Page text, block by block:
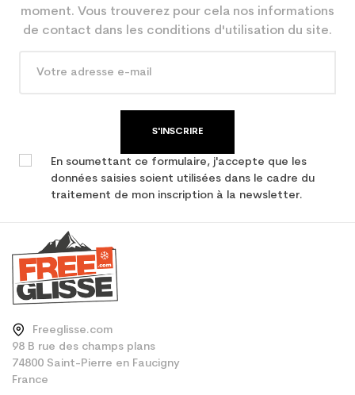
En achetant d'occasion :
Economie CO² (en kg)
3.9
moment. Vous trouverez pour cela nos informations
de contact dans les conditions d'utilisation du site.
S'INSCRIRE
En soumettant ce formulaire, j'accepte que les
données saisies soient utilisées dans le cadre du
traitement de mon inscription à la newsletter.
Freeglisse.com
98 B rue des champs plans
74800 Saint-Pierre en Faucigny
France